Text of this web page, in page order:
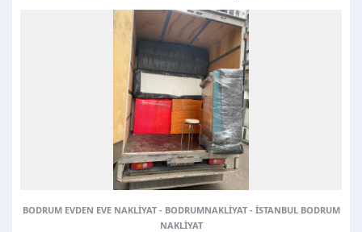
BODRUM EVDEN EVE NAKLIYAT- BODRUMNAKLIYAT- ISTANBUL BODRUM
NAKLIYAT